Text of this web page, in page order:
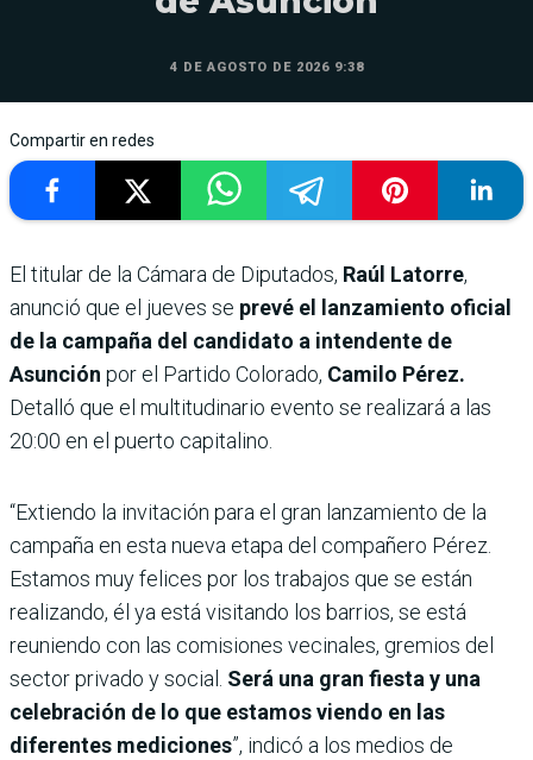
4 DE AGOSTO DE 2026 9:38
Compartir en redes
El titular de la Cámara de Diputados, Raúl Latorre,
anunció que el jueves se prevé el lanzamiento oficial
de la campaña del candidato a intendente de
Asunción por el Partido Colorado, Camilo Pérez.
Detalló que el multitudinario evento se realizará a las
20:00 en el puerto capitalino.
“Extiendo la invitación para el gran lanzamiento de la
campaña en esta nueva etapa del compañero Pérez.
Estamos muy felices por los trabajos que se están
realizando, él ya está visitando los barrios, se está
reuniendo con las comisiones vecinales, gremios del
sector privado y social. Será una gran fiesta y una
celebración de lo que estamos viendo en las
diferentes mediciones”, indicó a los medios de